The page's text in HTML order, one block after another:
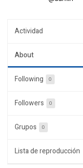
Actividad
About
Following 0
Followers 0
Grupos 0
Lista de reproducción